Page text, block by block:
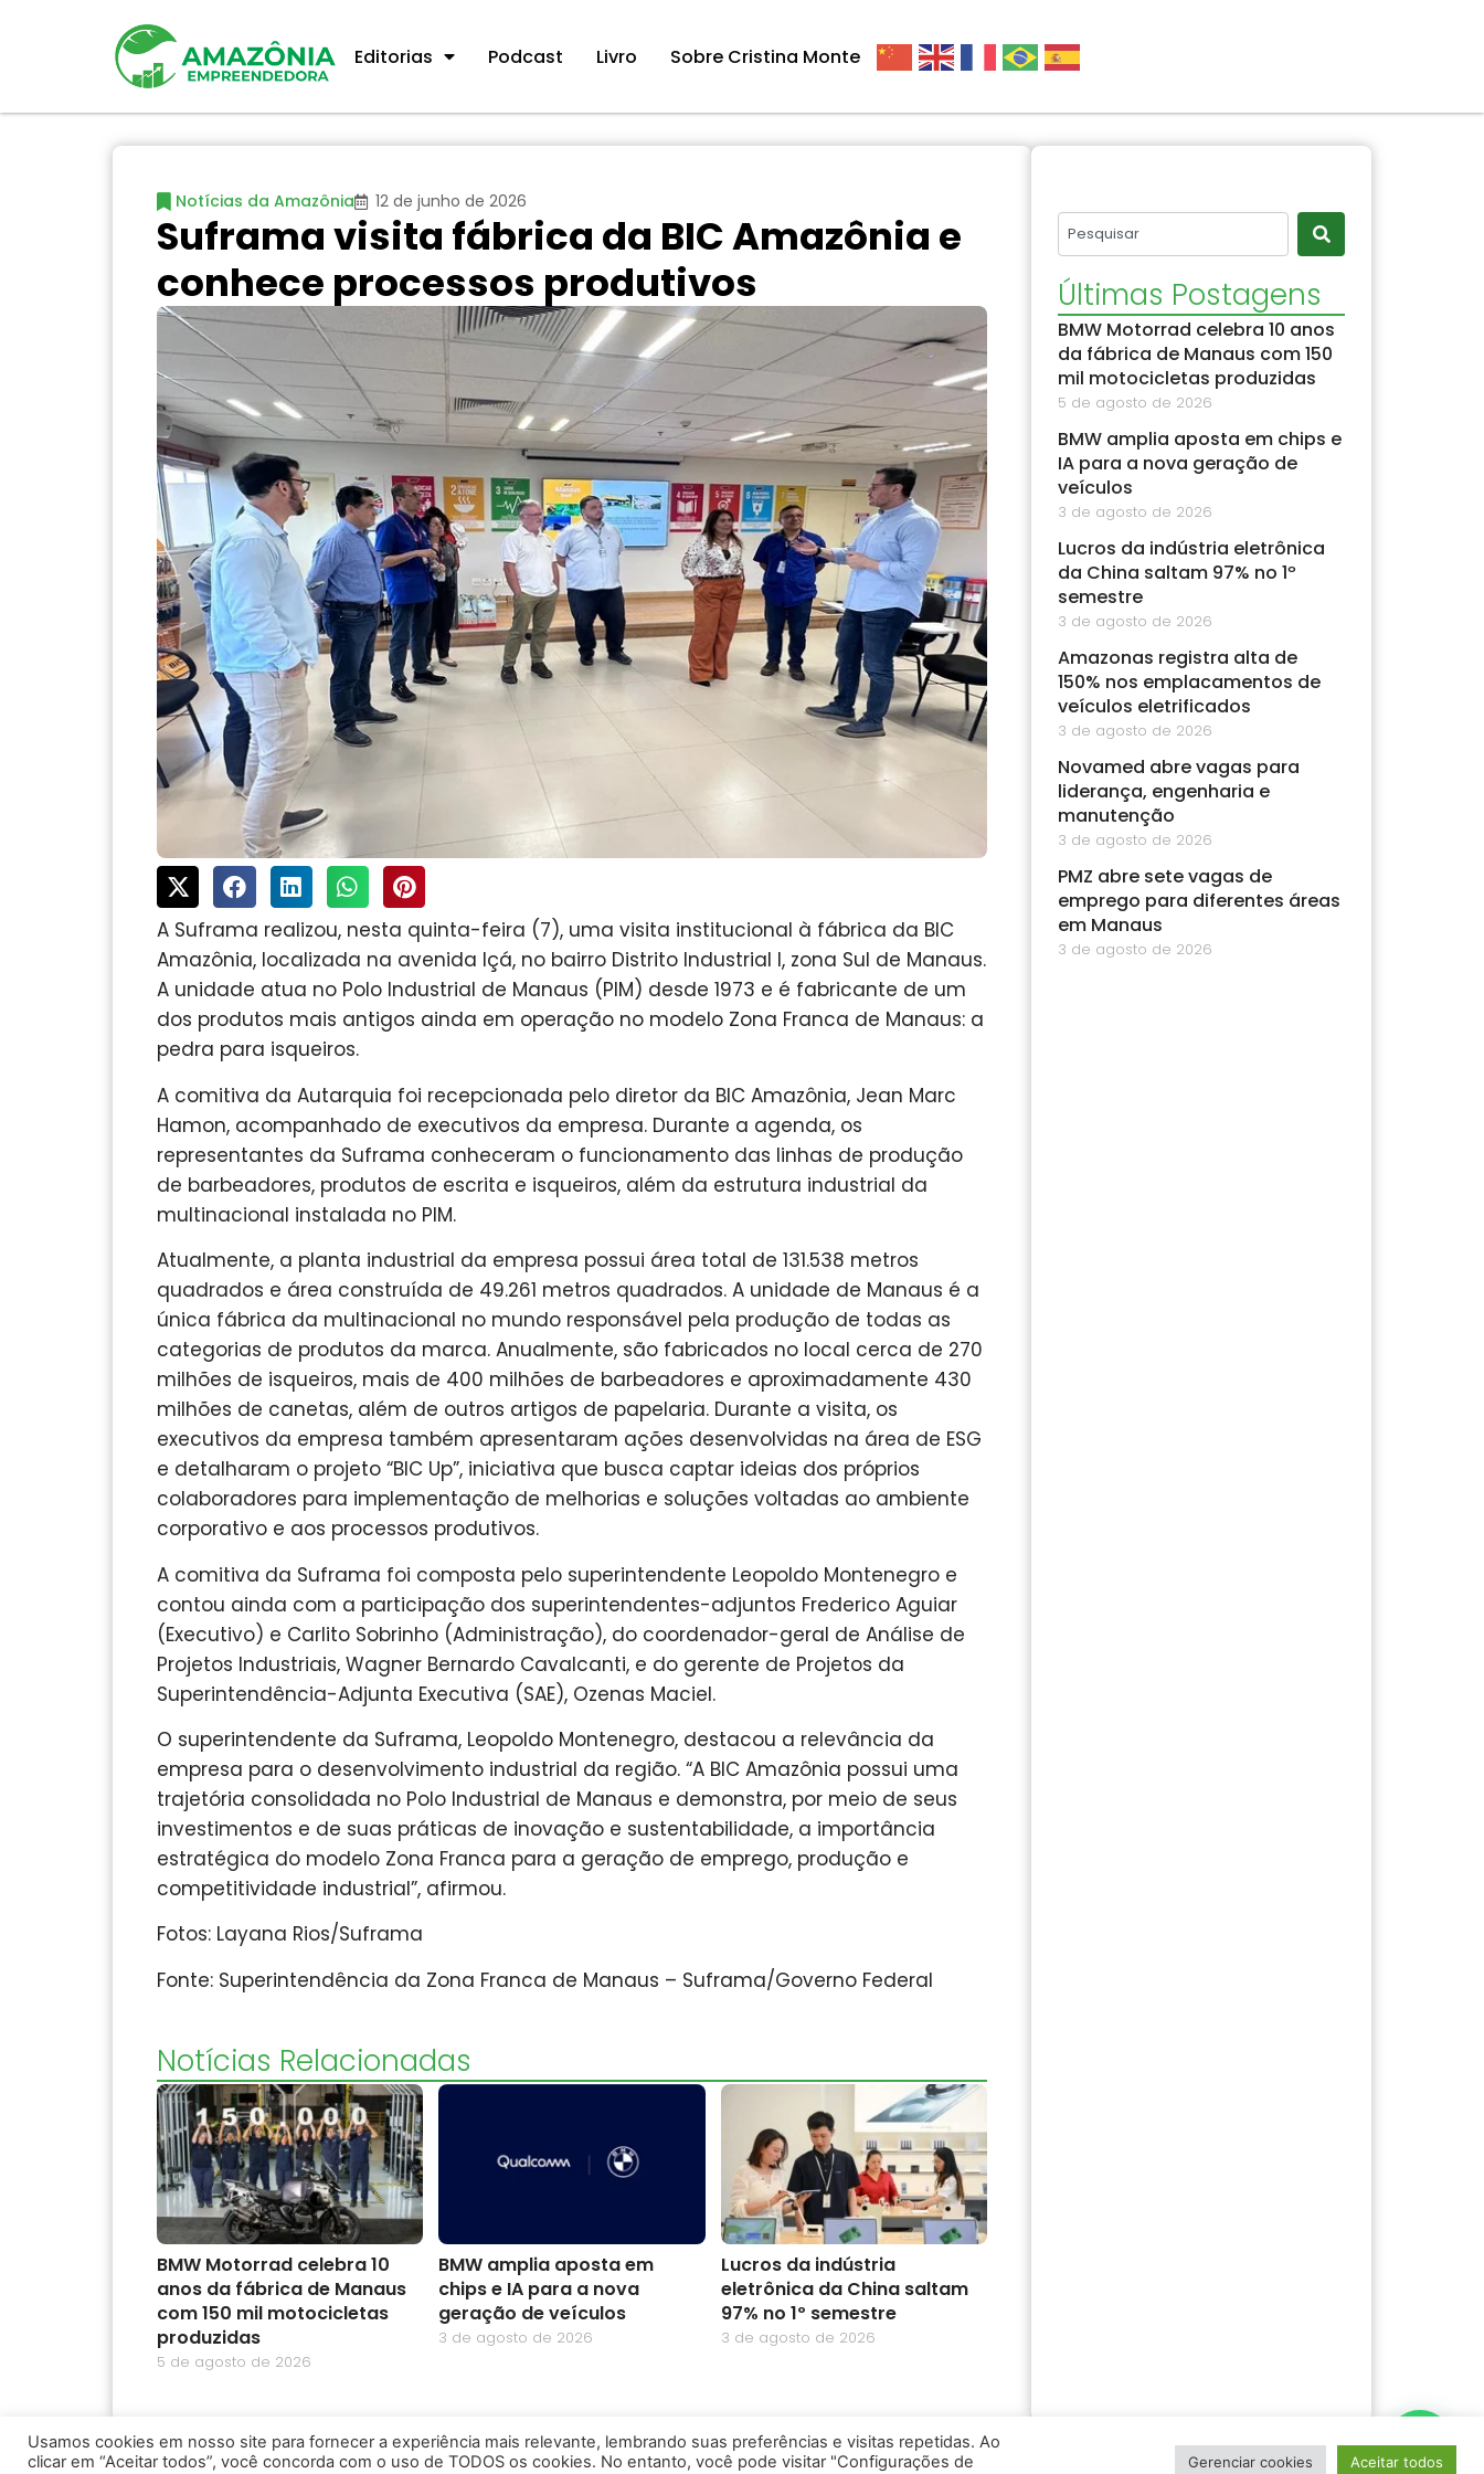
Editorias Podcast Livro Sobre Cristina Monte
Notícias da Amazônia 12 de junho de 2026
Suframa visita fábrica da BIC Amazônia e
conhece processos produtivos
A Suframa realizou, nesta quinta-feira (7), uma visita institucional à fábrica da BIC
Amazônia, localizada na avenida Içá, no bairro Distrito Industrial I, zona Sul de Manaus.
A unidade atua no Polo Industrial de Manaus (PIM) desde 1973 e é fabricante de um
dos produtos mais antigos ainda em operação no modelo Zona Franca de Manaus: a
pedra para isqueiros.
A comitiva da Autarquia foi recepcionada pelo diretor da BIC Amazônia, Jean Marc
Hamon, acompanhado de executivos da empresa. Durante a agenda, os
representantes da Suframa conheceram o funcionamento das linhas de produção
de barbeadores, produtos de escrita e isqueiros, além da estrutura industrial da
multinacional instalada no PIM.
Atualmente, a planta industrial da empresa possui área total de 131.538 metros
quadrados e área construída de 49.261 metros quadrados. A unidade de Manaus é a
única fábrica da multinacional no mundo responsável pela produção de todas as
categorias de produtos da marca. Anualmente, são fabricados no local cerca de 270
milhões de isqueiros, mais de 400 milhões de barbeadores e aproximadamente 430
milhões de canetas, além de outros artigos de papelaria. Durante a visita, os
executivos da empresa também apresentaram ações desenvolvidas na área de ESG
e detalharam o projeto “BIC Up”, iniciativa que busca captar ideias dos próprios
colaboradores para implementação de melhorias e soluções voltadas ao ambiente
corporativo e aos processos produtivos.
A comitiva da Suframa foi composta pelo superintendente Leopoldo Montenegro e
contou ainda com a participação dos superintendentes-adjuntos Frederico Aguiar
(Executivo) e Carlito Sobrinho (Administração), do coordenador-geral de Análise de
Projetos Industriais, Wagner Bernardo Cavalcanti, e do gerente de Projetos da
Superintendência-Adjunta Executiva (SAE), Ozenas Maciel.
O superintendente da Suframa, Leopoldo Montenegro, destacou a relevância da
empresa para o desenvolvimento industrial da região. “A BIC Amazônia possui uma
trajetória consolidada no Polo Industrial de Manaus e demonstra, por meio de seus
investimentos e de suas práticas de inovação e sustentabilidade, a importância
estratégica do modelo Zona Franca para a geração de emprego, produção e
competitividade industrial”, afirmou.
Fotos: Layana Rios/Suframa
Fonte: Superintendência da Zona Franca de Manaus – Suframa/Governo Federal
Notícias Relacionadas
BMW Motorrad celebra 10
anos da fábrica de Manaus
com 150 mil motocicletas
produzidas
5 de agosto de 2026
BMW amplia aposta em
chips e IA para a nova
geração de veículos
3 de agosto de 2026
Lucros da indústria
eletrônica da China saltam
97% no 1º semestre
3 de agosto de 2026
Últimas Postagens
BMW Motorrad celebra 10 anos
da fábrica de Manaus com 150
mil motocicletas produzidas
5 de agosto de 2026
BMW amplia aposta em chips e
IA para a nova geração de
veículos
3 de agosto de 2026
Lucros da indústria eletrônica
da China saltam 97% no 1º
semestre
3 de agosto de 2026
Amazonas registra alta de
150% nos emplacamentos de
veículos eletrificados
3 de agosto de 2026
Novamed abre vagas para
liderança, engenharia e
manutenção
3 de agosto de 2026
PMZ abre sete vagas de
emprego para diferentes áreas
em Manaus
3 de agosto de 2026
Usamos cookies em nosso site para fornecer a experiência mais relevante, lembrando suas preferências e visitas repetidas. Ao
clicar em “Aceitar todos”, você concorda com o uso de TODOS os cookies. No entanto, você pode visitar "Configurações de
Gerenciar cookies Aceitar todos